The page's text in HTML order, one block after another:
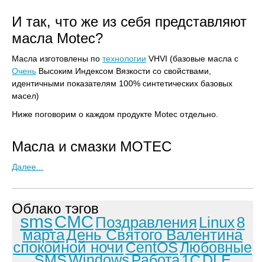
И так, что же из себя представляют
масла Motec?
Масла изготовлены по технологии VHVI (базовые масла с
Очень Высоким Индексом Вязкости со свойствами,
идентичными показателям 100% синтетических базовых
масел)
Ниже поговорим о каждом продукте Motec отдельно.
Масла и cмазки MOTEC
Далее...
Облако тэгов
smsСМС Поздравления Linux8
мартаДень Святого Валентина
спокойной ночиCentOSЛюбовные